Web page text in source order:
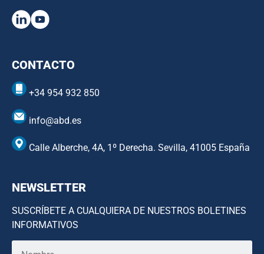
CONTACTO
+34 954 932 850
info@abd.es
Calle Alberche, 4A, 1º Derecha. Sevilla, 41005 España
NEWSLETTER
SUSCRÍBETE A CUALQUIERA DE NUESTROS BOLETINES
INFORMATIVOS